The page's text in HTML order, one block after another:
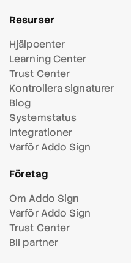
Resurser
Hjälpcenter
Learning Center
Trust Center
Kontrollera signaturer
Blog
Systemstatus
Integrationer
Varför Addo Sign
Företag
Om Addo Sign
Varför Addo Sign
Trust Center
Bli partner